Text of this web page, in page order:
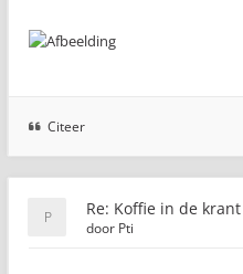
Citeer
Re: Koffie in de
door Pti